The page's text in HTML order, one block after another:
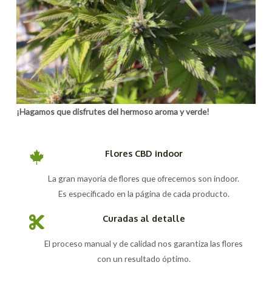
¡Hagamos que disfrutes del hermoso aroma y verde!
Flores CBD indoor
La gran mayoría de flores que ofrecemos son indoor.
Es especificado en la página de cada producto.
Curadas al detalle
El proceso manual y de calidad nos garantiza las flores
con un resultado óptimo.